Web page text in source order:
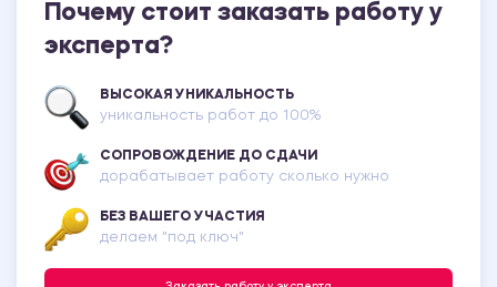
Почему стоит заказать работу у
эксперта?
ВЫСОКАЯ УНИКАЛЬНОСТЬ
уникальность работ до 100%
СОПРОВОЖДЕНИЕ ДО СДАЧИ
дорабатывает работу сколько нужно
БЕЗ ВАШЕГО УЧАСТИЯ
делаем "под ключ"